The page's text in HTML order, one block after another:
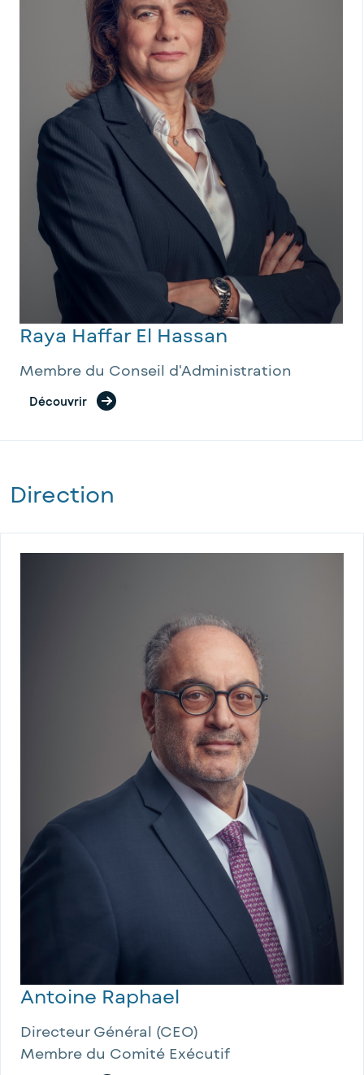
Raya Haffar El Hassan
Membre du Conseil d'Administration
Découvrir
Direction
Antoine Raphael
Directeur Général (CEO)
Membre du Comité Exécutif